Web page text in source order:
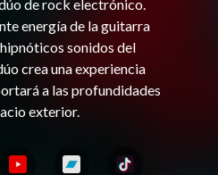
de rock electrónico.
energía de la guitarra
sonidos del
crea una experiencia
a las profundidades
del espacio exterior.